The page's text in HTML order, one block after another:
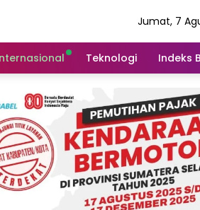
Jumat, 7
Teknologi Indeks